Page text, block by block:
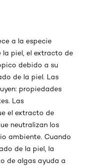
a la especie
la piel, el extracto de
debido a su
de la piel. Las
propiedades
Las
el extracto de
neutralizan los
ambiente. Cuando
de la piel, la
de algas ayuda a